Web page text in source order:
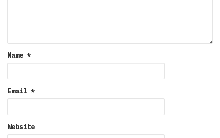
Name *
Email *
Website